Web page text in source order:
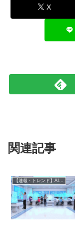
X
関連記事